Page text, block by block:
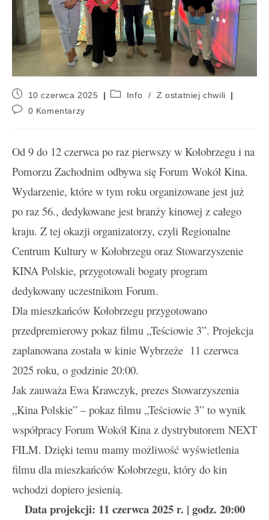
10 czerwca 2025 Info /
Z ostatniej chwili
0 Komentarzy
Od 9 do 12 czerwca po raz pierwszy w Kołobrzegu i na
Pomorzu Zachodnim odbywa się Forum Wokół Kina.
Wydarzenie, które w tym roku organizowane jest już
po raz 56., dedykowane jest branży kinowej z całego
kraju. Z tej okazji organizatorzy, czyli Regionalne
Centrum Kultury w Kołobrzegu oraz Stowarzyszenie
KINA Polskie, przygotowali bogaty program
dedykowany uczestnikom Forum.
Dla mieszkańców Kołobrzegu przygotowano
przedpremierowy pokaz filmu „Teściowie 3”. Projekcja
zaplanowana została w kinie Wybrzeże 11 czerwca
2025 roku, o godzinie 20:00.
Jak zauważa Ewa Krawczyk, prezes Stowarzyszenia
„Kina Polskie” – pokaz filmu „Teściowie 3” to wynik
współpracy Forum Wokół Kina z dystrybutorem NEXT
FILM. Dzięki temu mamy możliwość wyświetlenia
filmu dla mieszkańców Kołobrzegu, który do kin
wchodzi dopiero jesienią.
Data projekcji: 11 czerwca 2025 r. | godz. 20:00